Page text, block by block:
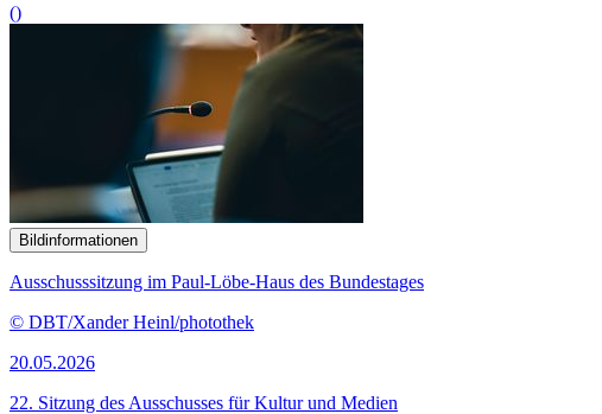
()
Bildinformationen
Ausschusssitzung im Paul-Löbe-Haus des Bundestages
© DBT/Xander Heinl/photothek
20.05.2026
22. Sitzung des Ausschusses für Kultur und Medien